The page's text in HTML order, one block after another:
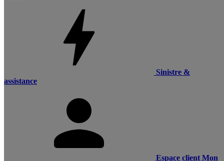
Sinistre &
assistance
Espace client Mon